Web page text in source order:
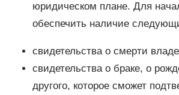
юридическом плане. Для
обеспечить наличие
свидетельства о смерти
свидетельства о браке, о
другого, которое сможет